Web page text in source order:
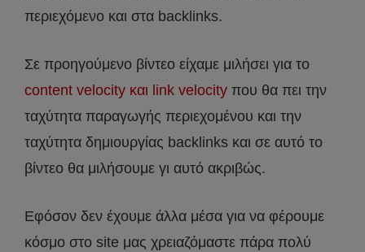
περιεχόμενο και στα backlinks.
Σε προηγούμενο βίντεο είχαμε μιλήσει για το
content velocity και link velocity που θα πει την
ταχύτητα παραγωγής περιεχομένου και την
ταχύτητα δημιουργίας backlinks και σε αυτό το
βίντεο θα μιλήσουμε γι αυτό ακριβώς.
Εφόσον δεν έχουμε άλλα μέσα για να φέρουμε
κόσμο στο site μας χρειαζόμαστε πάρα πολύ